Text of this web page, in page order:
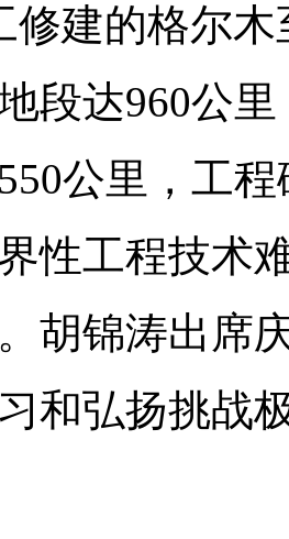
修建的格尔
段达960公
公里，工
性工程技术
胡锦涛出席
和弘扬挑战